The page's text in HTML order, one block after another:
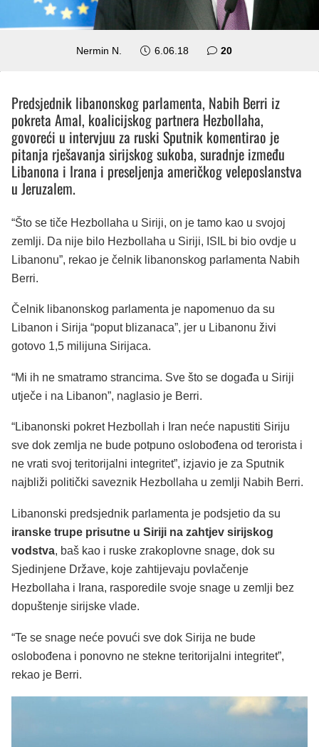
Nermin N. 6.06.18 20komentara
Predsjednik libanonskog parlamenta, Nabih Berri iz
pokreta Amal, koalicijskog partnera Hezbollaha,
govoreći u intervjuu za ruski Sputnik komentirao je
pitanja rješavanja sirijskog sukoba, suradnje između
Libanona i Irana i preseljenja američkog veleposlanstva
u Jeruzalem.
“Što se tiče Hezbollaha u Siriji, on je tamo kao u svojoj
zemlji. Da nije bilo Hezbollaha u Siriji, ISIL bi bio ovdje u
Libanonu”, rekao je čelnik libanonskog parlamenta Nabih
Berri.
Čelnik libanonskog parlamenta je napomenuo da su
Libanon i Sirija “poput blizanaca”, jer u Libanonu živi
gotovo 1,5 milijuna Sirijaca.
“Mi ih ne smatramo strancima. Sve što se događa u Siriji
utječe i na Libanon”, naglasio je Berri.
“Libanonski pokret Hezbollah i Iran neće napustiti Siriju
sve dok zemlja ne bude potpuno oslobođena od terorista i
ne vrati svoj teritorijalni integritet”, izjavio je za Sputnik
najbliži politički saveznik Hezbollaha u zemlji Nabih Berri.
Libanonski predsjednik parlamenta je podsjetio da su
iranske trupe prisutne u Siriji na zahtjev sirijskog
vodstva, baš kao i ruske zrakoplovne snage, dok su
Sjedinjene Države, koje zahtijevaju povlačenje
Hezbollaha i Irana, rasporedile svoje snage u zemlji bez
dopuštenje sirijske vlade.
“Te se snage neće povući sve dok Sirija ne bude
oslobođena i ponovno ne stekne teritorijalni integritet”,
rekao je Berri.